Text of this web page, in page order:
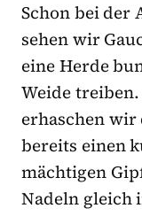
Schon bei der
sehen wir
eine Herde
Weide
erhaschen wir
bereits einen
mächtigen
Nadeln gleich